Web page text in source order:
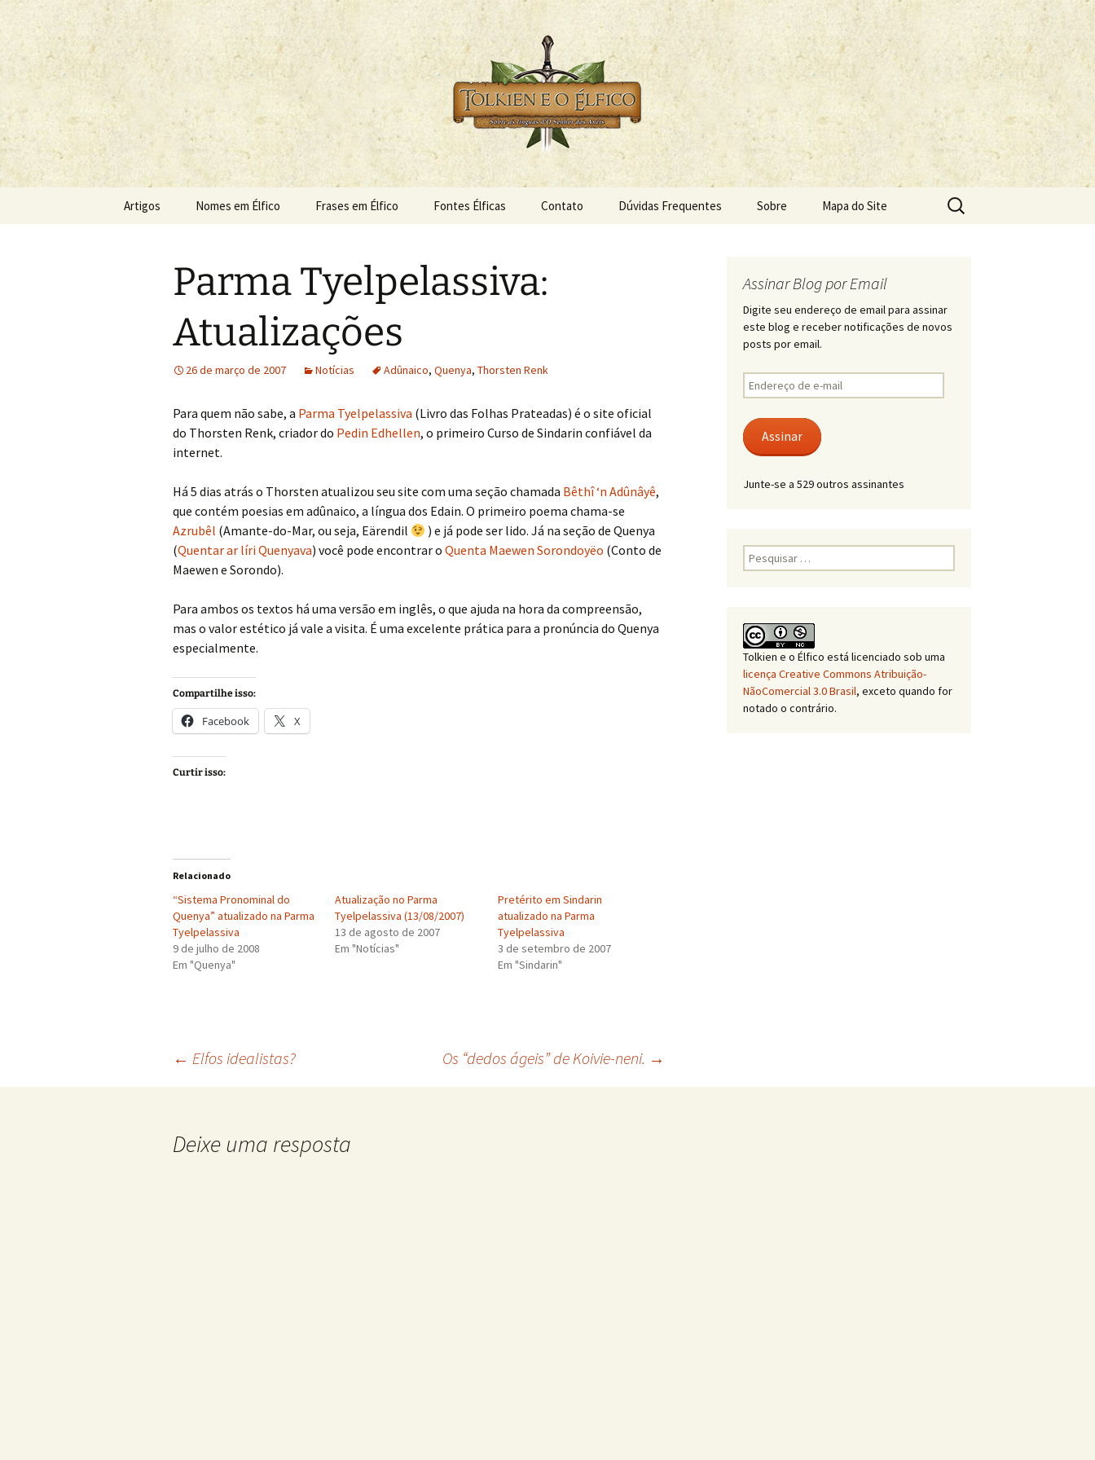
Tolkien e o Élfico
Sobre as línguas d'O Senhor dos Anéis
Artigos Nomes em Élfico Frases em Élfico Fontes Élficas Contato Dúvidas Frequentes Sobre Mapa do Site
Pesquisar
por:
Parma Tyelpelassiva:
Atualizações
26 de março de 2007 Notícias Adûnaico, Quenya, Thorsten Renk
Para quem não sabe, a Parma Tyelpelassiva (Livro das Folhas Prateadas) é o site oficial
do Thorsten Renk, criador do Pedin Edhellen, o primeiro Curso de Sindarin confiável da
internet.
Há 5 dias atrás o Thorsten atualizou seu site com uma seção chamada Bêthî ‘n Adûnâyê,
que contém poesias em adûnaico, a língua dos Edain. O primeiro poema chama-se
Azrubêl (Amante-do-Mar, ou seja, Eärendil
) e já pode ser lido. Já na seção de Quenya
(Quentar ar líri Quenyava) você pode encontrar o Quenta Maewen Sorondoyëo (Conto de
Maewen e Sorondo).
Para ambos os textos há uma versão em inglês, o que ajuda na hora da compreensão,
mas o valor estético já vale a visita. É uma excelente prática para a pronúncia do Quenya
especialmente.
Compartilhe isso:
Facebook X
Curtir isso:
Relacionado
“Sistema Pronominal do
Quenya” atualizado na Parma
Tyelpelassiva
9 de julho de 2008
Em "Quenya"
Atualização no Parma
Tyelpelassiva (13/08/2007)
13 de agosto de 2007
Em "Notícias"
Pretérito em Sindarin
atualizado na Parma
Tyelpelassiva
3 de setembro de 2007
Em "Sindarin"
Navegação
← Elfos idealistas? Os “dedos ágeis” de Koivie-neni. →
Deixe uma resposta
Assinar Blog por Email
Digite seu endereço de email para assinar
este blog e receber notificações de novos
posts por email.
Endereço
de
mail Assinar
Junte-se a 529 outros assinantes
Pesquisar
por:
Tolkien e o Élfico está licenciado sob uma
licença Creative Commons Atribuição-
NãoComercial 3.0 Brasil, exceto quando for
notado o contrário.